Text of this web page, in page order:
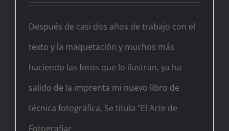
Después de casi dos años de trabajo con el
texto y la maquetación y muchos más
haciendo las fotos que lo ilustran, ya ha
salido de la imprenta mi nuevo libro de
técnica fotográfica. Se titula "El Arte de
Fotografiar